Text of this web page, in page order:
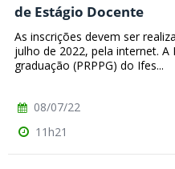
de Estágio Docente
As inscrições devem ser
julho de 2022, pela internet. A
graduação (PRPPG) do Ifes...
08/07/22
11h21